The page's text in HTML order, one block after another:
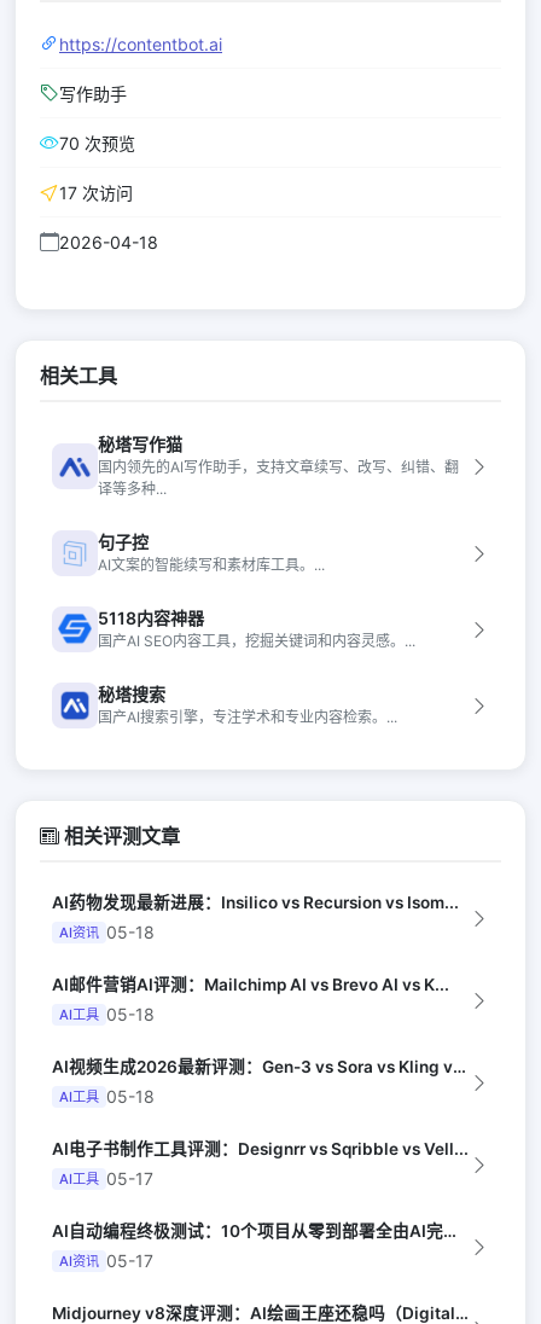
https://contentbot.ai
写作助手
70 次预览
17 次访问
2026-04-18
相关工具
秘塔写作猫
国内领先的AI写作助手，支持文章续写、改写、纠错、翻
译等多种...
句子控
AI文案的智能续写和素材库工具。...
5118内容神器
国产AI SEO内容工具，挖掘关键词和内容灵感。...
秘塔搜索
国产AI搜索引擎，专注学术和专业内容检索。...
相关评测文章
AI药物发现最新进展：Insilico vs Recursion vs Isom...
AI资讯 05-18
AI邮件营销AI评测：Mailchimp AI vs Brevo AI vs K...
AI工具 05-18
AI视频生成2026最新评测：Gen-3 vs Sora vs Kling vs...
AI工具 05-18
AI电子书制作工具评测：Designrr vs Sqribble vs Vell...
AI工具 05-17
AI自动编程终极测试：10个项目从零到部署全由AI完成（Y Combinator...
AI资讯 05-17
Midjourney v8深度评测：AI绘画王座还稳吗（Digital Arts...